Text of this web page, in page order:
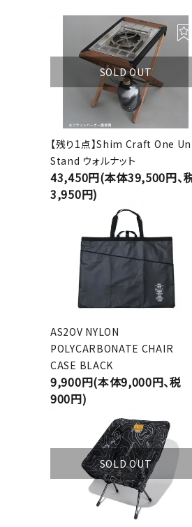
SOLD OUT
【残り1点】Shim Craft One
Stand ウォルナット
43,450円(本体39,500円、
3,950円)
AS2OV NYLON
POLYCARBONATE CHAIR
CASE BLACK
9,900円(本体9,000円、税
900円)
SOLD OUT